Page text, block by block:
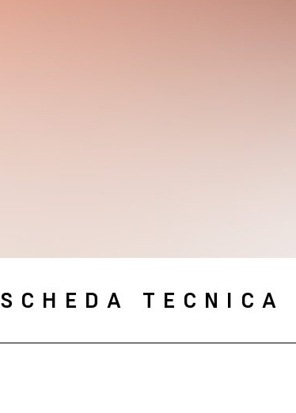
SCHEDA TECNICA